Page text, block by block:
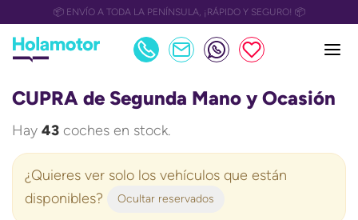
📅 OULET Grupo Safamotor hasta 15.000€ descuento📅
CUPRA de Segunda Mano y Ocasión
Hay 43 coches en stock.
¿Quieres ver solo los vehículos que están
disponibles?
Ocultar reservados